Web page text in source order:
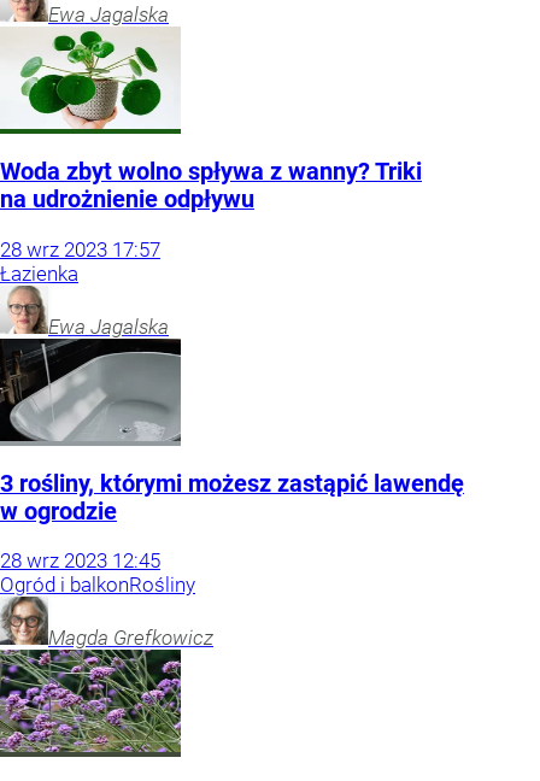
Ewa Jagalska
Woda zbyt wolno spływa z wanny? Triki
na udrożnienie odpływu
28 wrz 2023 17:57
Łazienka
Ewa Jagalska
3 rośliny, którymi możesz zastąpić lawendę
w ogrodzie
28 wrz 2023 12:45
Ogród i balkonRośliny
Magda Grefkowicz